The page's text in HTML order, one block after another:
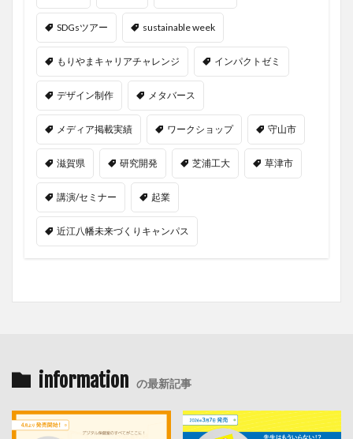
SDGsツアー sustainable week
もりやまキャリアチャレンジ インパクトゼミ
デザイン制作 メタバース
メディア掲載実績 ワークショップ 守山市
滋賀県 研究開発 芝浦工大 草津市
講演/セミナー 起業
近江八幡未来づくりキャンパス
information の最新記事